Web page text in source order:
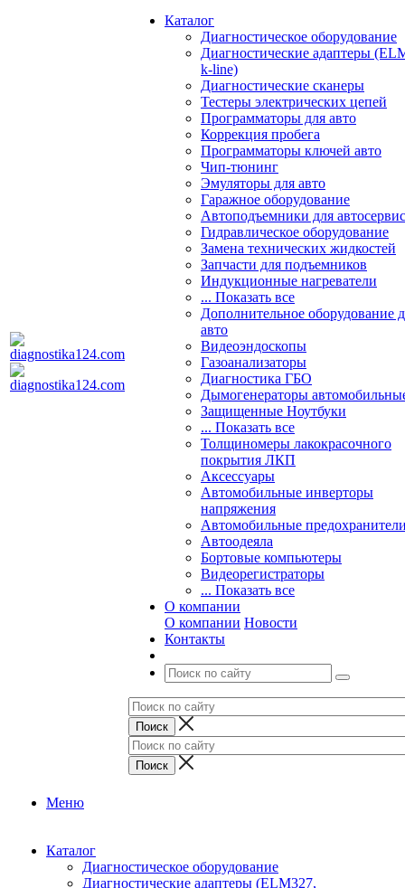
Каталог
Диагностическое оборудование
Диагностические адаптеры
k-line)
Диагностические сканеры
Тестеры электрических цепей
Программаторы для авто
Коррекция пробега
Программаторы ключей авто
Чип-тюнинг
Эмуляторы для авто
Гаражное оборудование
Автоподъемники для
Гидравлическое оборудование
Замена технических жидкостей
Запчасти для подъемников
Индукционные нагреватели
... Показать все
Дополнительное оборудование
авто
Видеоэндоскопы
Газоанализаторы
Диагностика ГБО
Дымогенераторы
Защищенные Ноутбуки
... Показать все
Толщиномеры лакокрасочного
покрытия ЛКП
Аксессуары
Автомобильные инверторы
напряжения
Автомобильные
Автоодеяла
Бортовые компьютеры
Видеорегистраторы
... Показать все
О компании
О компании Новости
Контакты
Меню
Каталог
Диагностическое оборудование
Диагностические адаптеры (ELM327,